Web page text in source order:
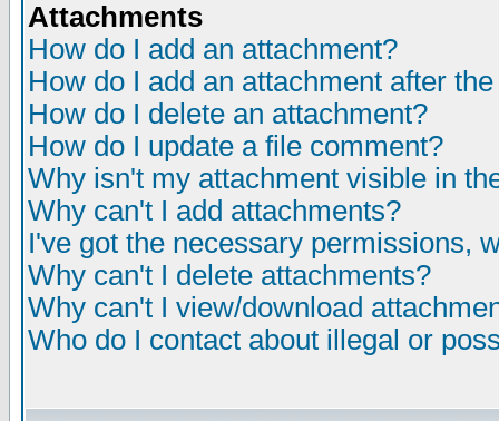
Attachments
How do I add an attachment?
How do I add an attachment after
How do I delete an attachment?
How do I update a file comment?
Why isn't my attachment visible in
Why can't I add attachments?
I've got the necessary permissions,
Why can't I delete attachments?
Why can't I view/download
Who do I contact about illegal or